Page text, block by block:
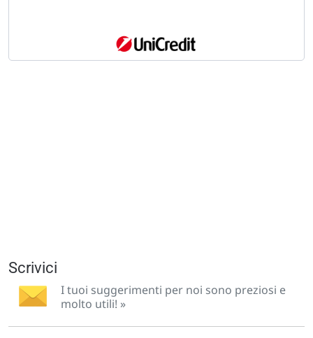
Scrivici
I tuoi suggerimenti per noi sono preziosi e
molto utili! »